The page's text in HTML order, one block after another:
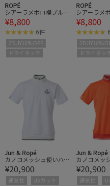
ROPÉ
シアーラメポロ襟プルオ
ーバー/イージーケア
¥8,800
6件
2BUY10%OFF
ドライタッチ
ROPÉ
シアーラメ
ーバー/イー
¥8,800
ドライタッ
Jun & Ropé
カノコメッシュ使いハー
フジップシャツ/UV・吸
水速乾
¥20,900
通気性
UVカット
Jun & Ropé
カノコメッ
フジップシ
水速乾
¥20,900
通気性